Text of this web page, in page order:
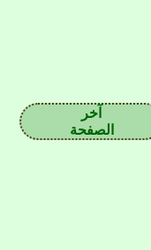
آخر
الصفحة